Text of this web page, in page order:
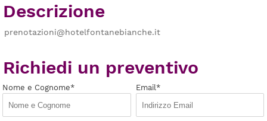
Descrizione
prenotazioni@hotelfontanebianche.it
Richiedi un preventivo
Nome e Cognome* Email*